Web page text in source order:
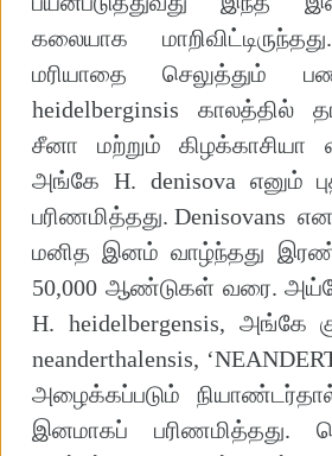
கலையாக
மரியாதை
heidelberginsis காலத்தில்
சீனா மற்றும்
அங்கே H. denisova எனும்
பரிணமித்தது. Denisovans
மனித இனம் வாழ்ந்தது
50,000 ஆண்டுகள் வரை.
H. heidelbergensis, அங்கே
neanderthalensis,
அழைக்கப்படும்
இனமாகப்